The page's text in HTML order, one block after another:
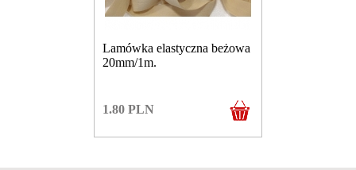
Lamówka elastyczna beżowa
20mm/1m.
1.80 PLN